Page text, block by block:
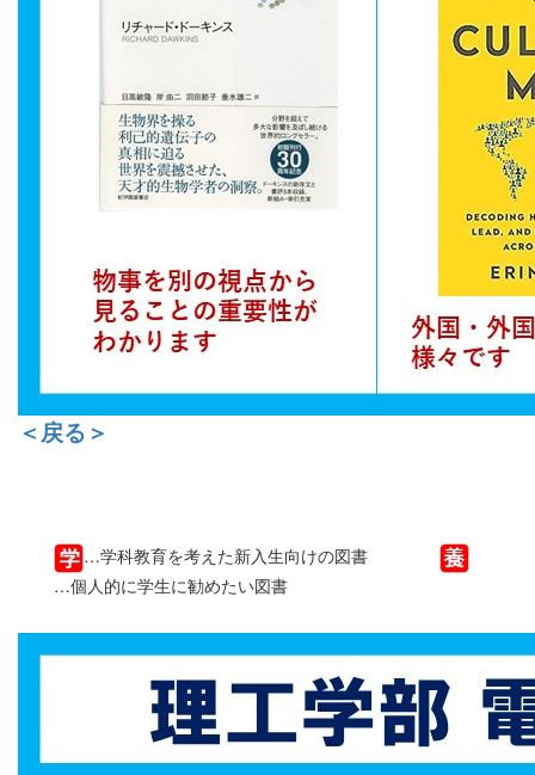
＜戻る＞
…学科教育を考えた新入生向けの図書
…個人的に学生に勧めたい図書